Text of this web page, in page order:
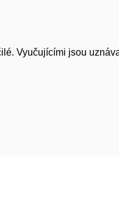
Vyučujícími jsou